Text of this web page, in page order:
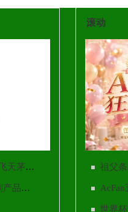
茅台又涨价了！自营店多款产品调价，飞天茅台涨至1753元/瓶
今日播报!2026年8月8日武汉白沙洲农副产品大市场有限公司价格行情
滚动